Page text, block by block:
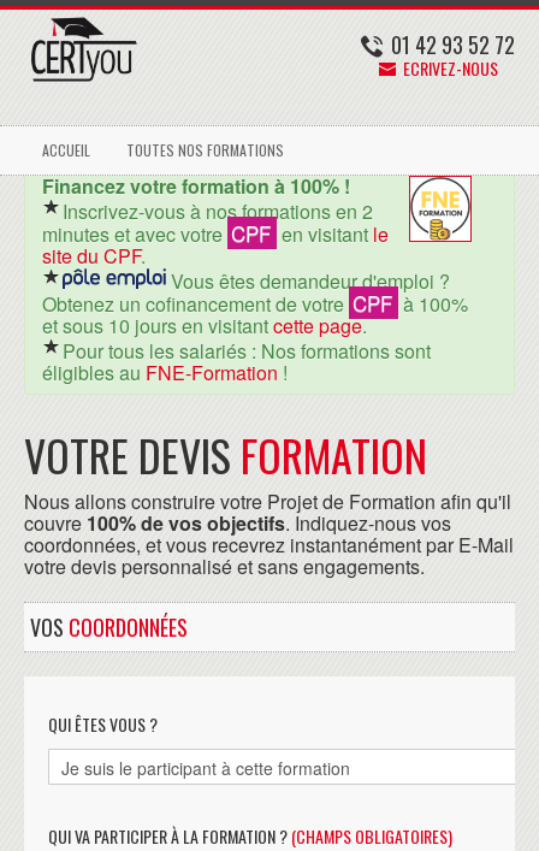
01 42 93 52 72
ECRIVEZ-NOUS
ACCUEIL TOUTES NOS FORMATIONS
Financez votre formation à 100% !
Inscrivez-vous à nos formations en 2
minutes et avec votre CPF en visitant le
site du CPF.
Vous êtes demandeur d'emploi ?
Obtenez un cofinancement de votre CPF à 100%
et sous 10 jours en visitantcette page.
Pour tous les salariés : Nos formations sont
éligibles au FNE-Formation !
VOTRE DEVIS FORMATION
Nous allons construire votre Projet de Formation afin qu'il
couvre 100% de vos objectifs. Indiquez-nous vos
coordonnées, et vous recevrez instantanément par E-Mail
votre devis personnalisé et sans engagements.
VOS COORDONNÉES
QUI ÊTES VOUS ?
QUI VA PARTICIPER À LA FORMATION ?(CHAMPS OBLIGATOIRES)